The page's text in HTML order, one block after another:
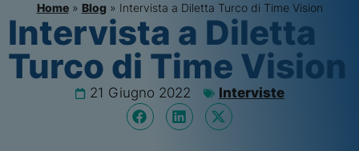
Home» Blog » Intervista a Diletta Turco di Time Vision
Intervista a Diletta
Turco di Time Vision
21 Giugno 2022 Interviste